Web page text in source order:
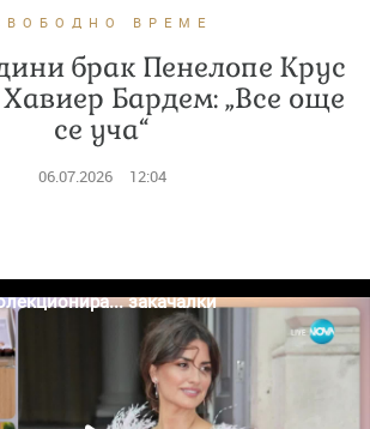
ВРЕМЕ
брак Пенелопе Крус
Бардем: „Все още
се уча“
06.07.2026 12:04